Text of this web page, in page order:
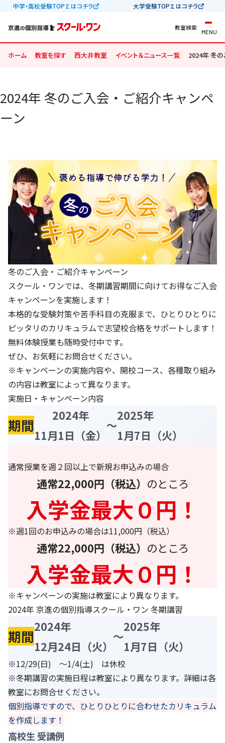
中学・高校受験TOP∑はコチラ 大学受験TOP∑はコチラ
教室検索
MENU
ホーム 教室を探す 西大井教室 イベント＆ニュース一覧 2024年 冬の
2024年 冬のご入会・ご紹介キャンペ
ーン
冬のご入会・ご紹介キャンペーン
スクール・ワンでは、冬期講習期間に向けてお得なご入会
キャンペーンを実施します！
本格的な受験対策や苦手科目の克服まで、ひとりひとりに
ピッタリのカリキュラムで志望校合格をサポートします！
無料体験授業も随時受付中です。
ぜひ、お気軽にお問合せください。
※キャンペーンの実施内容や、開校コース、各種取り組み
の内容は教室によって異なります。
実施日・キャンペーン内容
期間
2024年
11月1日（金）
～
2025年
1月7日（火）
通常授業を週２回以上で新規お申込みの場合
通常22,000円（税込） のところ
入学金最大０円！
※週1回のお申込みの場合は11,000円（税込）
通常22,000円（税込） のところ
入学金最大０円！
※キャンペーンの実施は教室により異なります。
2024年 京進の個別指導スクール・ワン 冬期講習
期間
2024年
12月24日（火）
～
2025年
1月7日（火）
※12/29(日) ～1/4(土) は休校
※冬期講習の実施日程は教室により異なります。詳細は各
教室にお問合せください。
個別指導ですので、ひとりひとりに合わせたカリキュラム
を作成します！
高校生 受講例